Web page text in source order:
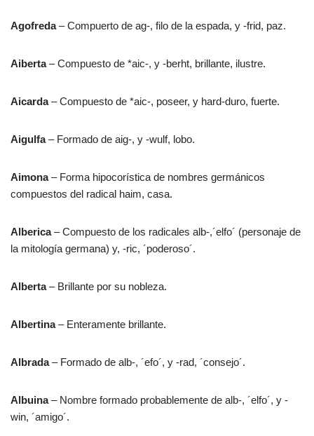
Agofreda– Compuerto de ag-, filo de la espada, y -frid, paz.
Aiberta– Compuesto de *aic-, y -berht, brillante, ilustre.
Aicarda– Compuesto de *aic-, poseer, y hard-duro, fuerte.
Aigulfa– Formado de aig-, y -wulf, lobo.
Aimona– Forma hipocorística de nombres germánicos
compuestos del radical haim, casa.
Alberica– Compuesto de los radicales alb-,´elfo´ (personaje de
la mitología germana) y, -ric, ´poderoso´.
Alberta– Brillante por su nobleza.
Albertina– Enteramente brillante.
Albrada– Formado de alb-, ´efo´, y -rad, ´consejo´.
Albuina– Nombre formado probablemente de alb-, ´elfo´, y -
win, ´amigo´.